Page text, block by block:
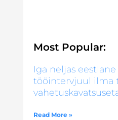
Most Popular:
Iga neljas
tööintervjuul ilma
Read More »